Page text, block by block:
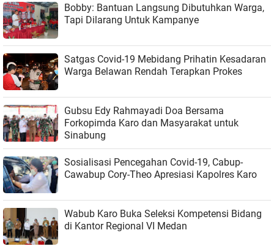
Bobby: Bantuan Langsung Dibutuhkan Warga,
Tapi Dilarang Untuk Kampanye
Satgas Covid-19 Mebidang Prihatin Kesadaran
Warga Belawan Rendah Terapkan Prokes
Gubsu Edy Rahmayadi Doa Bersama
Forkopimda Karo dan Masyarakat untuk
Sinabung
Sosialisasi Pencegahan Covid-19, Cabup-
Cawabup Cory-Theo Apresiasi Kapolres Karo
Wabub Karo Buka Seleksi Kompetensi Bidang
di Kantor Regional VI Medan